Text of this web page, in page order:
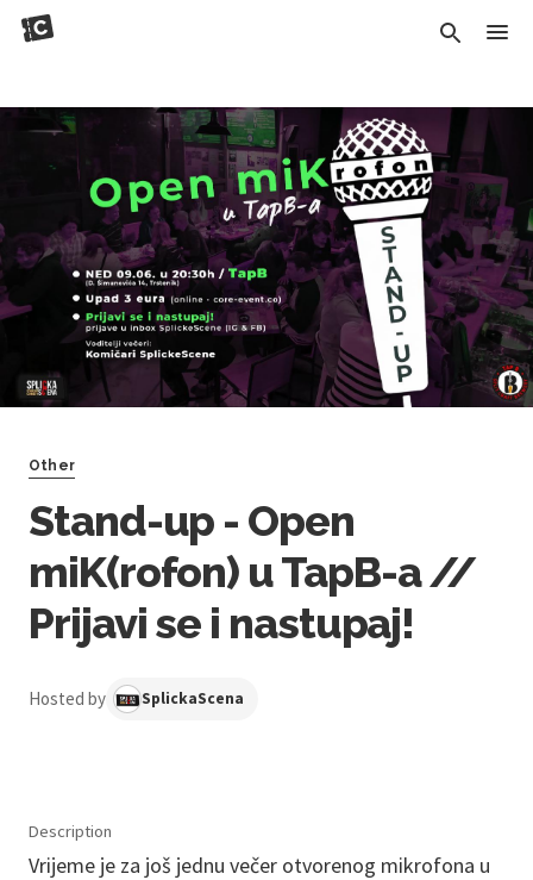
Other
Stand-up - Open
miK(rofon) u TapB-a //
Prijavi se i nastupaj!
Hosted by SplickaScena
Description
Vrijeme je za još jednu večer otvorenog mikrofona u